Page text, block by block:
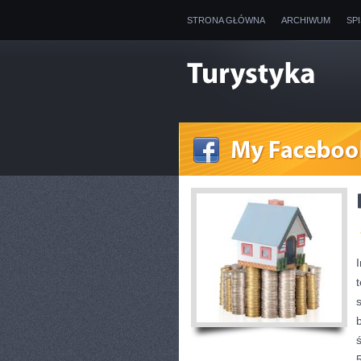
STRONA GŁÓWNA ARCHIWUM